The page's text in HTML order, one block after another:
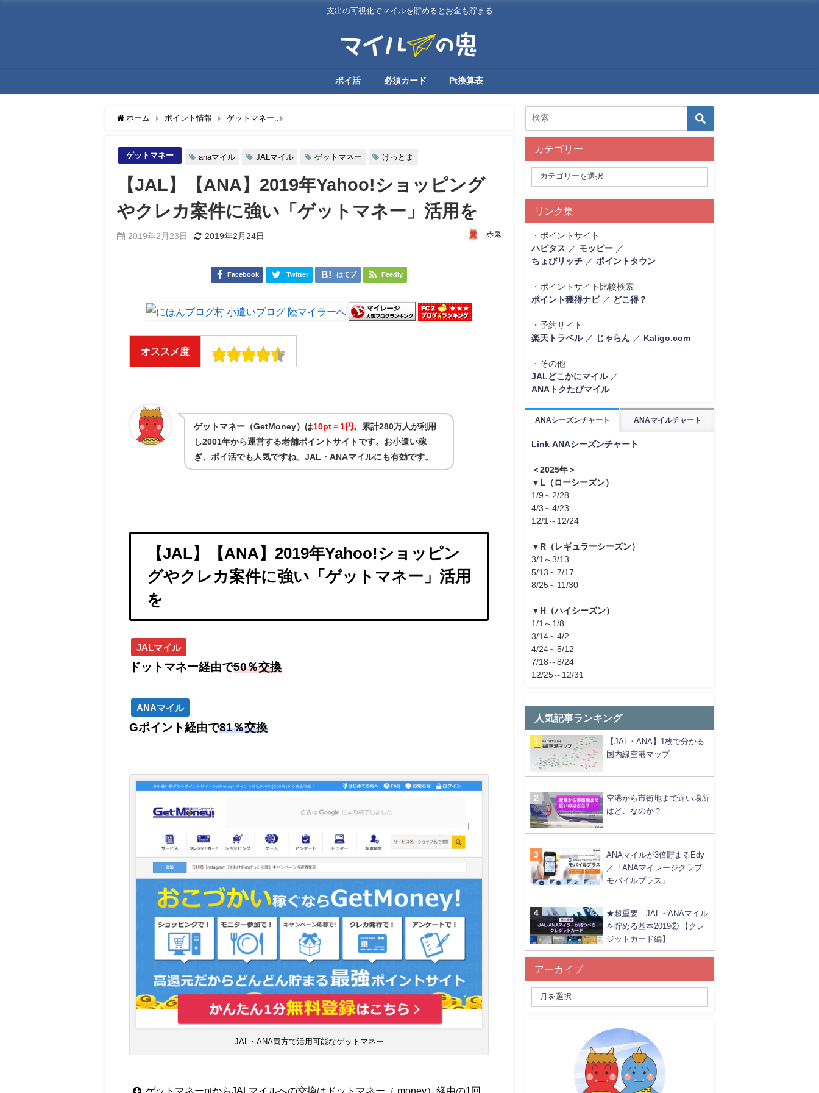
支出の可視化でマイルを貯めるとお金も貯まる
ポイ活 必須カード Pt換算表
ホーム ポイント情報 ゲットマネー 【JAL】【ANA】2019年Yahoo!ショッピングやクレカ案件に強い「ゲットマネー」活用を
ゲットマネー anaマイル JALマイル ゲットマネー げっとま
【JAL】【ANA】2019年Yahoo!ショッピング
やクレカ案件に強い「ゲットマネー」活用を
2019年2月23日 2019年2月24日 赤鬼
Facebook Twitter はてブ Feedly
オススメ度
ゲットマネー（GetMoney）は10pt＝1円
。累計280万人が利用
し2001年から運営する老舗ポイントサイトです。お小遣い稼
ぎ、ポイ活でも人気ですね。JAL・ANAマイルにも有効です。
【JAL】【ANA】2019年Yahoo!ショッピン
グやクレカ案件に強い「ゲットマネー」活用
を
JALマイル
ドットマネー経由で50％交換
ANAマイル
Gポイント経由で81％交換
JAL・ANA両方で活用可能なゲットマネー
ゲットマネーptからJALマイルへの交換はドットマネー（.money）経由の1回
カテゴリー
リンク集
・ポイントサイト
ハピタス
／ モッピー ／
ちょびリッチ ／ ポイントタウン
・ポイントサイト比較検索
ポイント獲得ナビ／ どこ得？
・予約サイト
楽天トラベル／ じゃらん ／ Kaligo.com
・その他
JALどこかにマイル／
ANAトクたびマイル
ANAシーズンチャート ANAマイルチャート
Link ANAシーズンチャート
＜2025年＞
▼L（ローシーズン）
1/9～2/28
4/3～4/23
12/1～12/24
▼R（レギュラーシーズン）
3/1～3/13
5/13～7/17
8/25～11/30
▼H（ハイシーズン）
1/1～1/8
3/14～4/2
4/24～5/12
7/18～8/24
12/25～12/31
人気記事ランキング
【JAL・ANA】1枚で分かる
国内線空港マップ
空港から市街地まで近い場所
はどこなのか？
ANAマイルが3倍貯まるEdy
／「ANAマイレージクラブ
モバイルプラス」
★超重要 JAL・ANAマイル
を貯める基本2019② 【クレ
ジットカード編】
アーカイブ